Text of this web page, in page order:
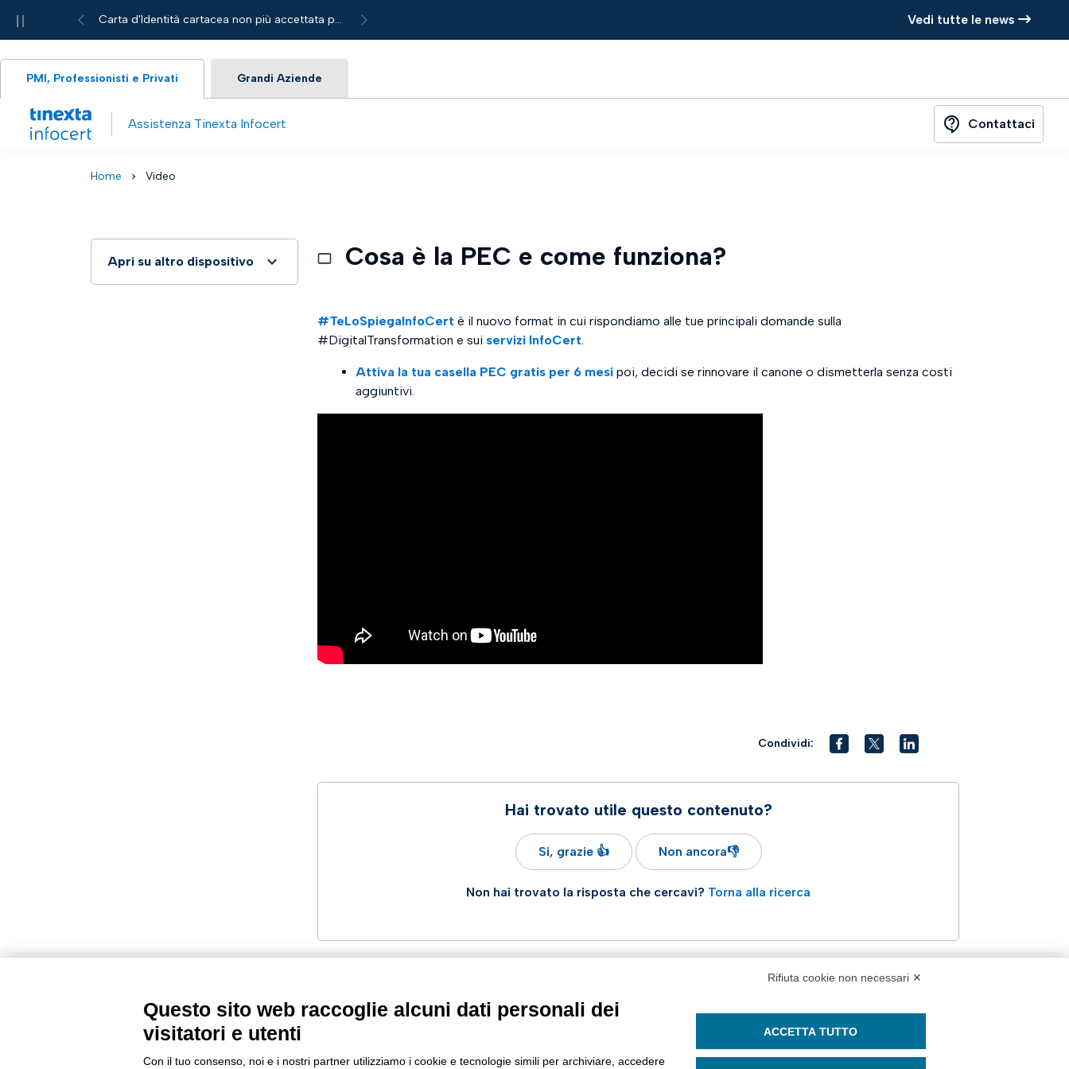
Pause Carta d'Identità cartacea non più accettata per le richieste di servizi Tinexta Infocert
Previous Next
Vedi tutte le news
PMI, Professionisti e Privati Grandi Aziende
Assistenza Tinexta Infocert contact_support Contattaci
Home chevron_right Video
Apri su altro dispositivo Cosa è la PEC e come funziona?
#TeLoSpiegaInfoCert è il nuovo format in cui rispondiamo alle tue principali domande sulla
#DigitalTransformation e sui servizi InfoCert
Attiva la tua casella PEC gratis per 6 mesi poi, decidi se rinnovare il canone o dismetterla senza costi
aggiuntivi.
Condividi:
Hai trovato utile questo contenuto?
Si, grazie 👍 Non ancora👎
Non hai trovato la risposta che cercavi? Torna alla ricerca
Rifiuta cookie non necessari ✕
Questo sito web raccoglie alcuni dati personali dei
visitatori e utenti
Con il tuo consenso, noi e i nostri partner utilizziamo i cookie e tecnologie simili per archiviare, accedere
ACCETTA TUTTO